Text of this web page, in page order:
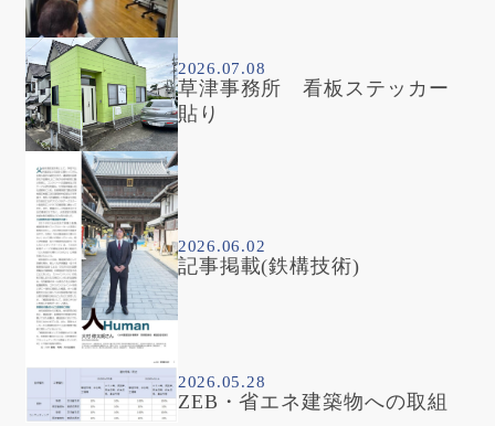
2026.07.08
草津事務所 看板ステッカー
貼り
2026.06.02
記事掲載(鉄構技術)
2026.05.28
ZEB・省エネ建築物への取組